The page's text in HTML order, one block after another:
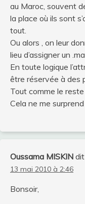
au Maroc, souvent
la place où ils sont
tout.
Ou alors , on leur
lieu d’assigner un
En toute logique
être réservée à des
Tout comme le reste
Cela ne me
Oussama MISKIN dit
13 mai 2010 à 2:46
Bonsoir,